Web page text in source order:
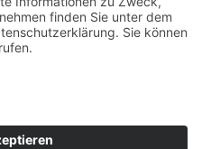
Orte innerhalb des
Eckernförde
Altkreis Eckernförde